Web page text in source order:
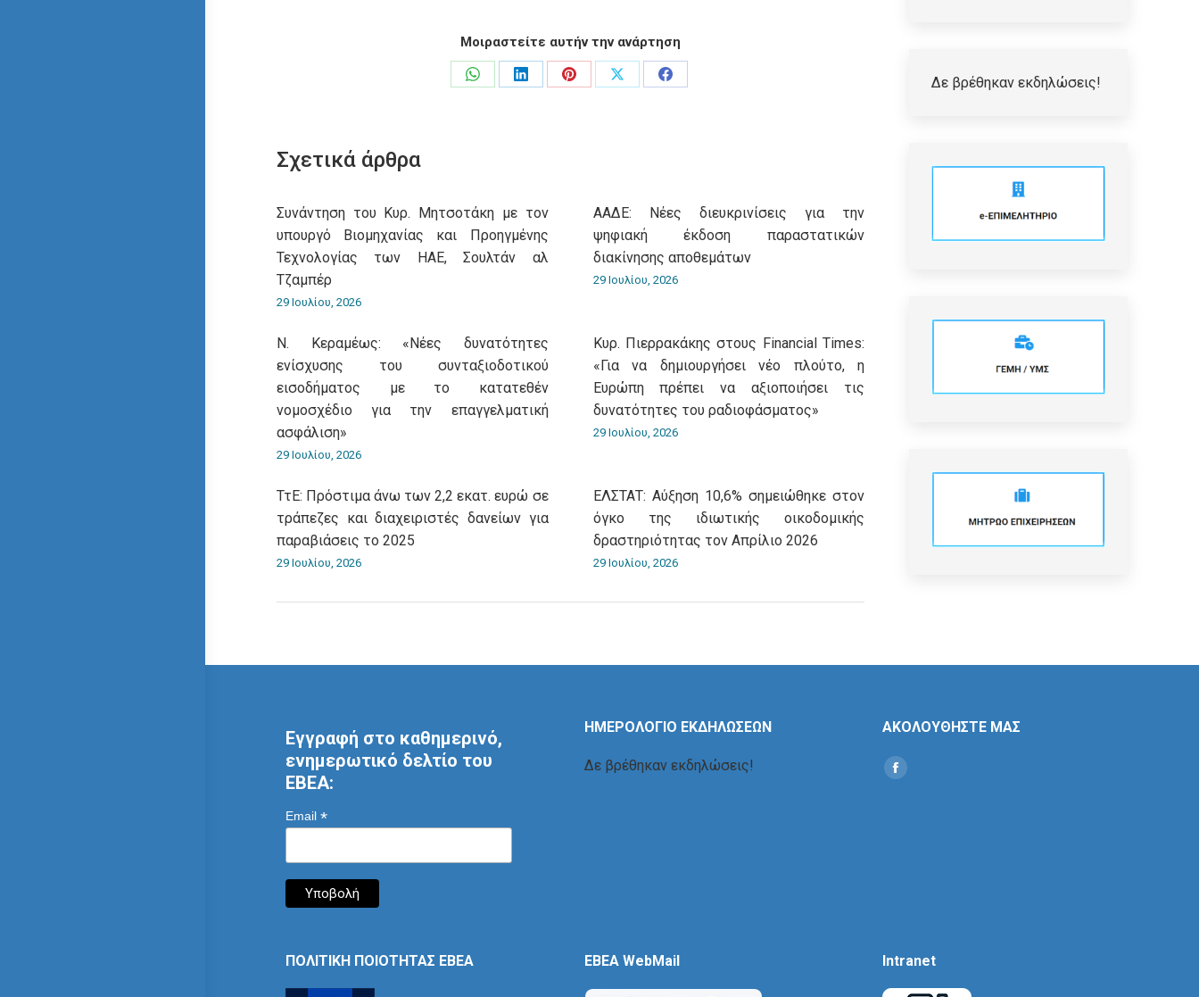
Μοιραστείτε αυτήν την ανάρτηση
Share
Share
Share
Share
Share
Σχετικά άρθρα
Συνάντηση του Κυρ. Μητσοτάκη με τον
υπουργό Βιομηχανίας και Προηγμένης
Τεχνολογίας των ΗΑΕ, Σουλτάν αλ
Τζαμπέρ
29 Ιουλίου, 2026
ΑΑΔΕ: Νέες διευκρινίσεις για την
ψηφιακή έκδοση παραστατικών
διακίνησης αποθεμάτων
29 Ιουλίου, 2026
Ν. Κεραμέως: «Νέες δυνατότητες
ενίσχυσης του συνταξιοδοτικού
εισοδήματος με το κατατεθέν
νομοσχέδιο για την επαγγελματική
ασφάλιση»
29 Ιουλίου, 2026
Κυρ. Πιερρακάκης στους Financial Times:
«Για να δημιουργήσει νέο πλούτο, η
Ευρώπη πρέπει να αξιοποιήσει τις
δυνατότητες του ραδιοφάσματος»
29 Ιουλίου, 2026
ΤτΕ: Πρόστιμα άνω των 2,2 εκατ. ευρώ σε
τράπεζες και διαχειριστές δανείων για
παραβιάσεις το 2025
29 Ιουλίου, 2026
ΕΛΣΤΑΤ: Αύξηση 10,6% σημειώθηκε στον
όγκο της ιδιωτικής οικοδομικής
δραστηριότητας τον Απρίλιο 2026
29 Ιουλίου, 2026
Δε βρέθηκαν εκδηλώσεις!
Εγγραφή στο καθημερινό,
ενημερωτικό δελτίο του
ΕΒΕΑ:
Email *
ΗΜΕΡΟΛΟΓΙΟ ΕΚΔΗΛΩΣΕΩΝ
Δε βρέθηκαν εκδηλώσεις!
ΑΚΟΛΟΥΘΗΣΤΕ ΜΑΣ
Find us on:
Social
ΠΟΛΙΤΙΚΗ ΠΟΙΟΤΗΤΑΣ ΕΒΕΑ EBEA WebMail Intranet